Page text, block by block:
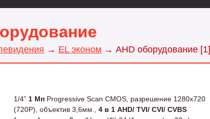
→ EL эконом → AHD оборудование [1]
1/4” 1 Мп Progressive Scan CMOS, разрешение 1280х720
(720P), объектив 3,6мм.,4 в 1 AHD/ TVI/ CVI/ CVBS